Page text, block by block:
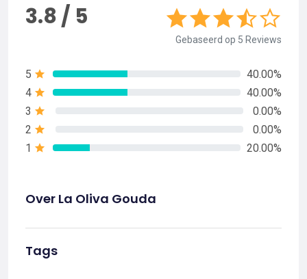
3.8 / 5
Gebaseerd op 5 Reviews
5
40.00%
4
40.00%
3
0.00%
2
0.00%
1
20.00%
Over La Oliva Gouda
Tags